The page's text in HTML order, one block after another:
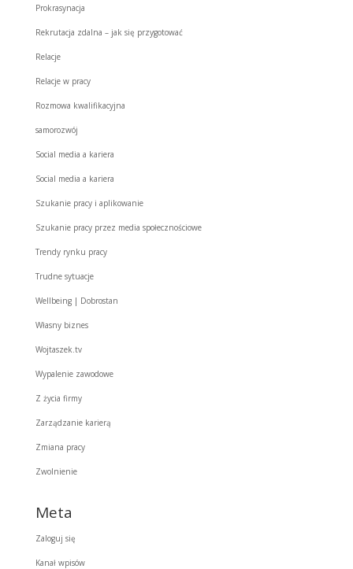
Prokrasynacja
Rekrutacja zdalna – jak się przygotować
Relacje
Relacje w pracy
Rozmowa kwalifikacyjna
samorozwój
Social media a kariera
Social media a kariera
Szukanie pracy i aplikowanie
Szukanie pracy przez media społecznościowe
Trendy rynku pracy
Trudne sytuacje
Wellbeing | Dobrostan
Własny biznes
Wojtaszek.tv
Wypalenie zawodowe
Z życia firmy
Zarządzanie karierą
Zmiana pracy
Zwolnienie
Meta
Zaloguj się
Kanał wpisów